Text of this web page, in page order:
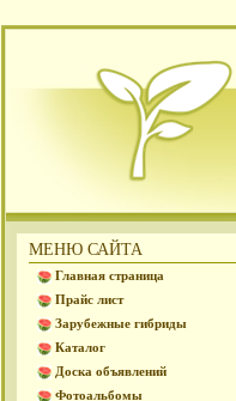
МЕНЮ САЙТА
Главная страница
Прайс лист
Зарубежные гибриды
Каталог
Доска объявлений
Фотоальбомы